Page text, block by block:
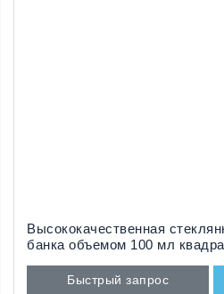
Высококачественная
банка объемом 100 мл
Быстрый запрос